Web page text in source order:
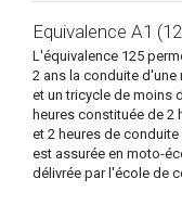
Equivalence A1
L'équivalence 125
2 ans la conduite
et un tricycle de moins
heures constituée de 2
et 2 heures de
est assurée en moto-
délivrée par l'école de